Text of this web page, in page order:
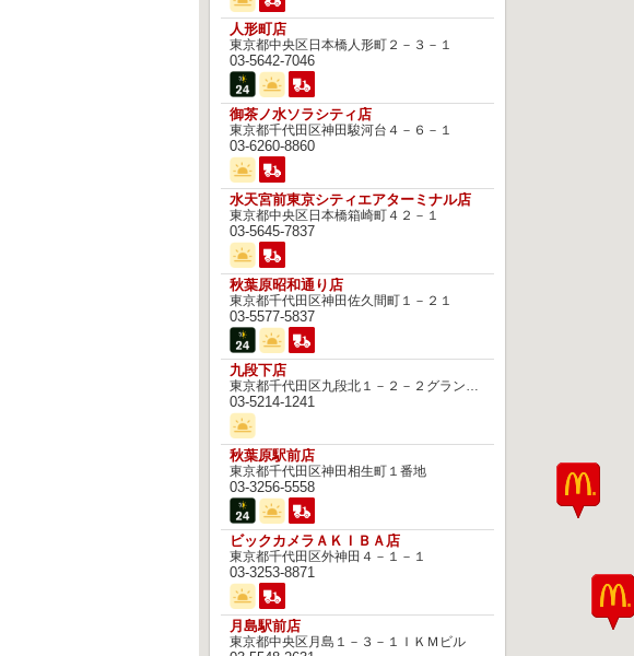
人形町店
東京都中央区日本橋人形町２－３－１
03-5642-7046
御茶ノ水ソラシティ店
東京都千代田区神田駿河台４－６－１
03-6260-8860
水天宮前東京シティエアターミナル店
東京都中央区日本橋箱崎町４２－１
03-5645-7837
秋葉原昭和通り店
東京都千代田区神田佐久間町１－２１
03-5577-5837
九段下店
東京都千代田区九段北１－２－２グランドメゾン九段
03-5214-1241
秋葉原駅前店
東京都千代田区神田相生町１番地
03-3256-5558
ビックカメラＡＫＩＢＡ店
東京都千代田区外神田４－１－１
03-3253-8871
月島駅前店
東京都中央区月島１－３－１ＩＫＭビル